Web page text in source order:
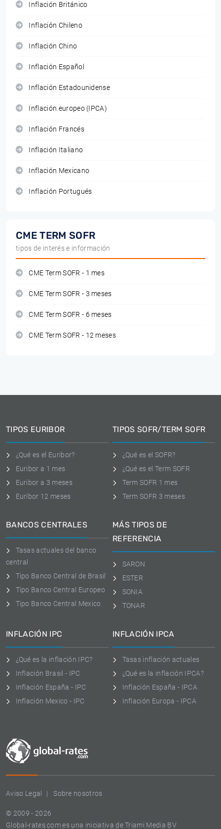
Inflación Británico
Inflación Chileno
Inflación Chino
Inflación Español
Inflación Estadounidense
Inflación europeo (IPCA)
Inflación Francés
Inflación Italiano
Inflación Mexicano
Inflación Portugués
CME TERM SOFR
tipos de interés e información
CME Term SOFR - 1 mes
CME Term SOFR - 3 meses
CME Term SOFR - 6 meses
CME Term SOFR - 12 meses
Aviso Legal Sobre nosotros
© 2009 - 2026
Global-rates.com es una iniciativa de Triami Media BV
TIPOS EURIBOR
¿Qué es el Euribor?
Euribor a 1 mes
Euribor a 3 meses
Euríbor 12 meses
TIPOS SOFR/TERM SOFR
¿Qué es el SOFR?
¿Qué es el Term SOFR
Term SOFR 1 mes
Term SOFR 3 meses
BANCOS CENTRALES
Tasas actuales del banco
central
Tipo Banco Central de Brasil
Tipo Banco Central Europeo
Tipo Banco Central Mexico
MÁS TIPOS DE
REFERENCIA
SARON
ESTER
SONIA
TONAR
INFLACIÓN IPC
¿Qué es la inflación IPC?
Inflación Brasil - IPC
Inflación España - IPC
Inflación Mexico - IPC
INFLACIÓN IPCA
Tasas inflación actuales
¿Qué es la inflación IPCA?
Inflación España - IPCA
Inflación Europa - IPCA